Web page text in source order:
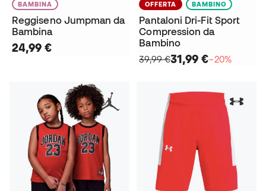
BAMBINA
Reggiseno Jumpman da
Bambina
24,99 €
OFFERTA BAMBINO
Pantaloni Dri-Fit Sport
Compression da
Bambino
39,99 €31,99 €−20%